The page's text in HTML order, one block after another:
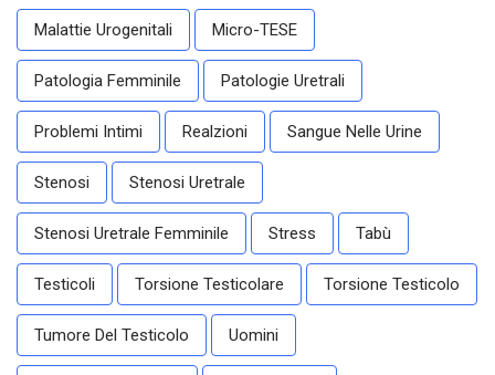
Malattie Urogenitali Micro-TESE
Patologia Femminile Patologie Uretrali
Problemi Intimi Realzioni Sangue Nelle Urine
Stenosi Stenosi Uretrale
Stenosi Uretrale Femminile Stress Tabù
Testicoli Torsione Testicolare Torsione Testicolo
Tumore Del Testicolo Uomini